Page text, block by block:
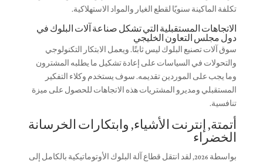
تكلفة الماكينة سنويًا لقطع الغيار والمواد الاستهلاكية.
الاتجاهات المستقبلية التي تشكل صناعة آلات البلوك في
دول مجلس التعاون الخليجي
سوق آلات تصنيع البلوك ليس ثابتًا. ويعمل الابتكار التكنولوجي
والتحولات في السياسات على إعادة تشكيل ما يطلبه المشترون
وما يجب على الموردين تقديمه. سوف يستخدم وكلاء التفكير
المستقبلي ومديرو المشتريات هذه الاتجاهات للحصول على ميزة
تنافسية.
أتمتة, إنترنت الأشياء, وابتكارات الخرسانة
الخضراء
بواسطة 2026, لقد انتقل قطاع آلة البلوك الأوتوماتيكية بالكامل إلى